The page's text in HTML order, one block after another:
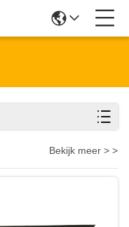
Bekijk meer > >